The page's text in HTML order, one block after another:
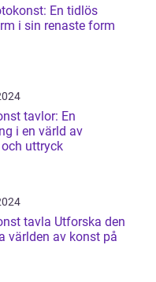
En tidlös
i sin renaste form
tavlor: En
i en värld av
uttryck
Utforska den
världen av konst på